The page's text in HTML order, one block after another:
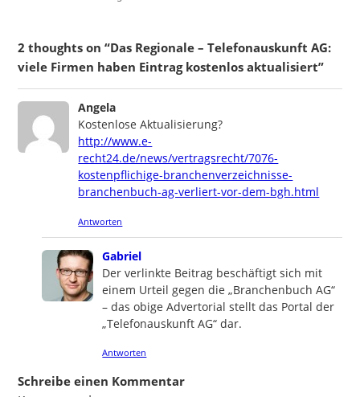
2 thoughts on “Das Regionale – Telefonauskunft AG:
viele Firmen haben Eintrag kostenlos aktualisiert”
Angela
Kostenlose Aktualisierung?
http://www.e-
recht24.de/news/vertragsrecht/7076-
kostenpflichige-branchenverzeichnisse-
branchenbuch-ag-verliert-vor-dem-bgh.html
Antworten
Gabriel
Der verlinkte Beitrag beschäftigt sich mit
einem Urteil gegen die „Branchenbuch AG“
– das obige Advertorial stellt das Portal der
„Telefonauskunft AG“ dar.
Antworten
Schreibe einen Kommentar